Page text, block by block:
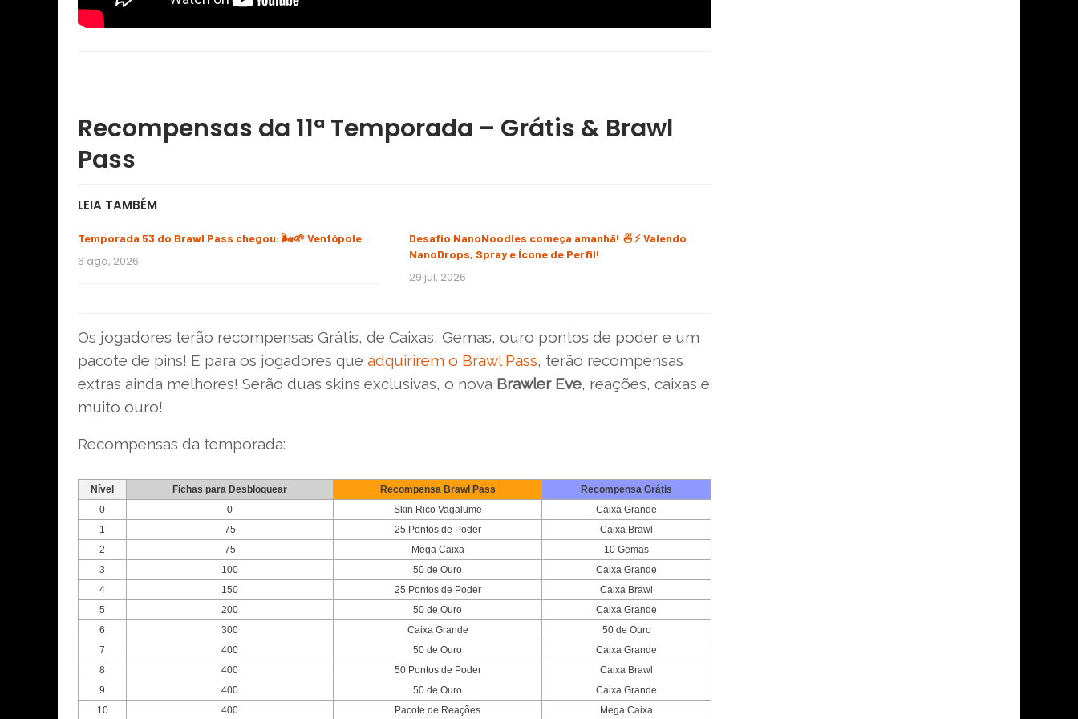
Recompensas da 11ª Temporada – Grátis & Brawl
Pass
LEIA TAMBÉM
Temporada 53 do Brawl Pass chegou: 🌬️🌱 Ventópole
6 ago, 2026
Desafio NanoNoodles começa amanhã! 🍜⚡ Valendo
NanoDrops, Spray e Ícone de Perfil!
29 jul, 2026
Os jogadores terão recompensas Grátis, de Caixas, Gemas, ouro pontos de poder e um
pacote de pins! E para os jogadores que adquirirem o Brawl Pass, terão recompensas
extras ainda melhores! Serão duas skins exclusivas, o nova Brawler Eve, reações, caixas e
muito ouro!
Recompensas da temporada:
Nível Fichas para Desbloquear Recompensa Brawl Pass
Recompensa Grátis
0
0 Skin Rico Vagalume
Caixa Grande
1
75 25 Pontos de Poder
Caixa Brawl
2
75 Mega Caixa
10 Gemas
3
100 50 de Ouro
Caixa Grande
4
150 25 Pontos de Poder
Caixa Brawl
5
200 50 de Ouro
Caixa Grande
6
300 Caixa Grande
50 de Ouro
7
400 50 de Ouro
Caixa Grande
8
400 50 Pontos de Poder
Caixa Brawl
9
400 50 de Ouro
Caixa Grande
10
400 Pacote de Reações Mega Caixa